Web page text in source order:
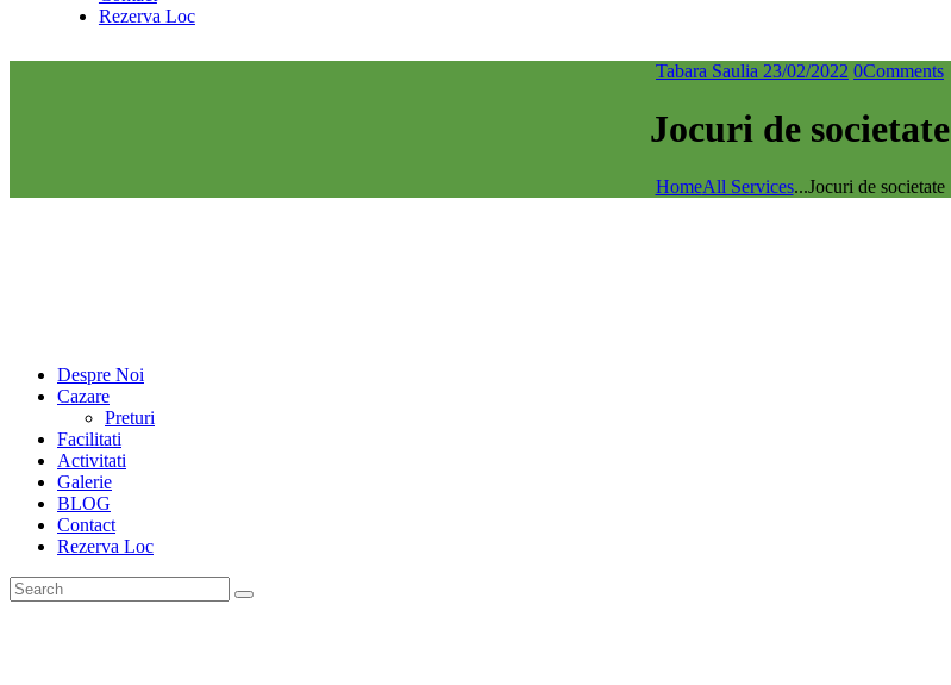
Rezerva Loc
Tabara Saulia 23/02/2022 0Comments
Jocuri de societate
HomeAll Services...Jocuri de societate
Despre Noi
Cazare
Preturi
Facilitati
Activitati
Galerie
BLOG
Contact
Rezerva Loc